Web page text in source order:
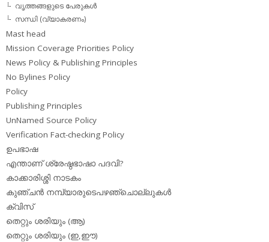
വൃത്തങ്ങളുടെ പേരുകള്‍
സന്ധി (വ്യാകരണം)
Mast head
Mission Coverage Priorities Policy
News Policy & Publishing Principles
No Bylines Policy
Policy
Publishing Principles
UnNamed Source Policy
Verification Fact-checking Policy
ഉപഭാഷ
എന്താണ് ശ്രേഷ്ഠഭാഷാ പദവി?
കാക്കാരിശ്ശി നാടകം
കുഞ്ചന്‍ നമ്പ്യാരുടെപഴഞ്ചൊല്ലുകള്‍
ക്വിസ്
തെറ്റും ശരിയും (ആ)
തെറ്റും ശരിയും (ഇ,ഈ)